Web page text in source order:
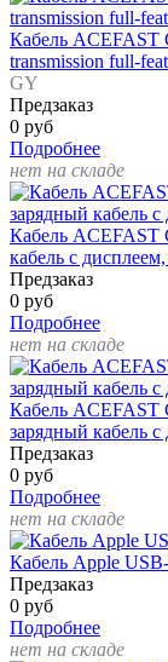
Кабель ACEFAST
transmission full-
GY
Предзаказ
0 руб
Подробнее
нет на складе
Кабель ACEFAST
кабель с
Предзаказ
0 руб
Подробнее
нет на складе
Кабель ACEFAST
зарядный кабель
Предзаказ
0 руб
Подробнее
нет на складе
Кабель Apple
Предзаказ
0 руб
Подробнее
нет на складе